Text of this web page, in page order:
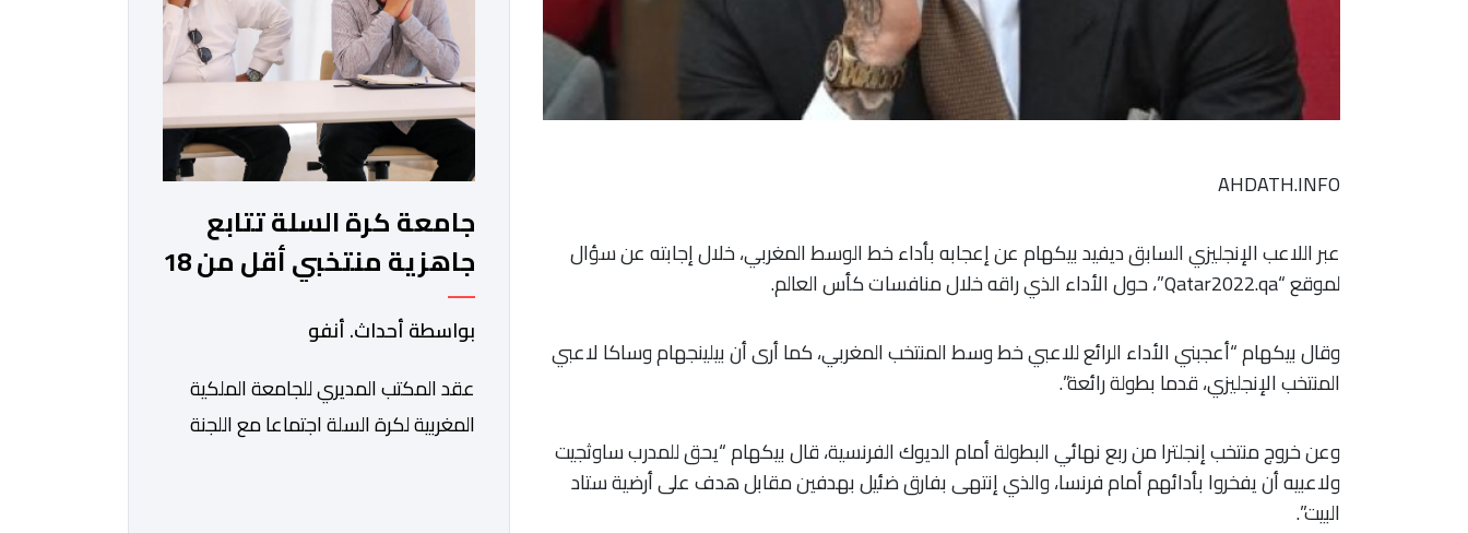
AHDATH.INFO
عبر اللاعب الإنجليزي السابق ديفيد بيكهام عن إعجابه بأداء خط الوسط المغربي، خلال إجابته عن سؤال
لموقع “Qatar2022.qa”، حول الأداء الذي راقه خلال منافسات كأس العالم.
وقال بيكهام “أعجبني الأداء الرائع للاعبي خط وسط المنتخب المغربي، كما أرى أن بيلينجهام وساكا لاعبي
المنتخب الإنجليزي، قدما بطولة رائعة”.
وعن خروج منتخب إنجلترا من ربع نهائي البطولة أمام الديوك الفرنسية، قال بيكهام “يحق للمدرب ساوثجيت
ولاعبيه أن يفخروا بأدائهم أمام فرنسا، والذي إنتهى بفارق ضئيل بهدفين مقابل هدف على أرضية ستاد
البيت”.
جامعة كرة السلة تتابع
جاهزية منتخبي أقل من 18
سنة قبل كأس إفريقيا
بواسطة أحداث. أنفو
عقد المكتب المديري للجامعة الملكية
المغربية لكرة السلة اجتماعا مع اللجنة